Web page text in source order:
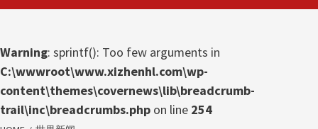
Warning: sprintf(): Too few arguments in
C:\wwwroot\www.xizhenhl.com\wp-
content\themes\covernews\lib\breadcrumb-
trail\inc\breadcrumbs.php on line 254